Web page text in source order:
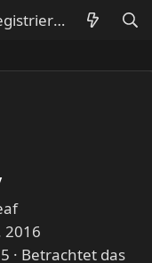
Registrieren
2016
· Betrachtet das